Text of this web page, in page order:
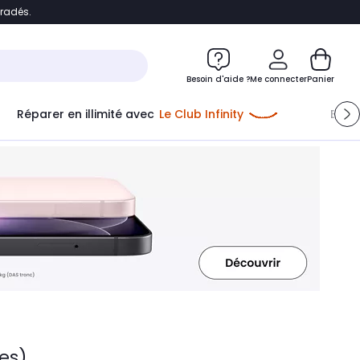
Besoin d'aide ?Me connecter
Me connecter
Panier
Réparer en illimité avec Le Club Infinity